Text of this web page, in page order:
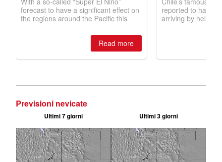
Previsioni nevicate
Ultimi 7 giorni Ultimi 3 giorni